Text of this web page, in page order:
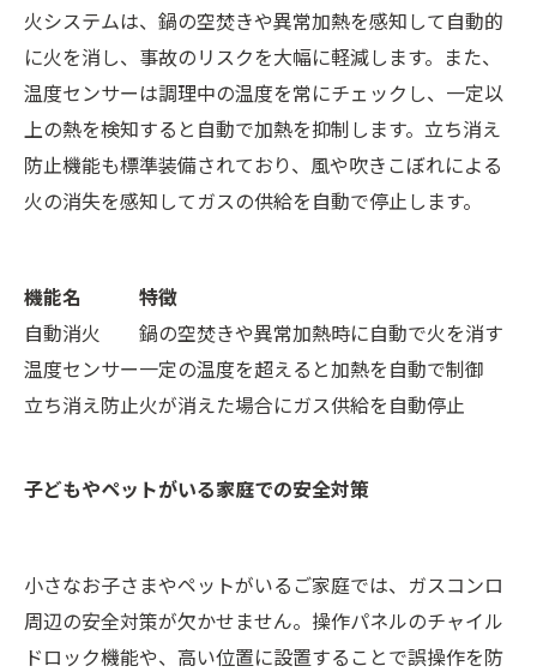
火システムは、鍋の空焚きや異常加熱を感知して自動的
に火を消し、事故のリスクを大幅に軽減します。また、
温度センサーは調理中の温度を常にチェックし、一定以
上の熱を検知すると自動で加熱を抑制します。立ち消え
防止機能も標準装備されており、風や吹きこぼれによる
火の消失を感知してガスの供給を自動で停止します。
機能名
特徴
自動消火
鍋の空焚きや異常加熱時に自動で火を消す
温度センサー一定の温度を超えると加熱を自動で制御
立ち消え防止火が消えた場合にガス供給を自動停止
子どもやペットがいる家庭での安全対策
小さなお子さまやペットがいるご家庭では、ガスコンロ
周辺の安全対策が欠かせません。操作パネルのチャイル
ドロック機能や、高い位置に設置することで誤操作を防